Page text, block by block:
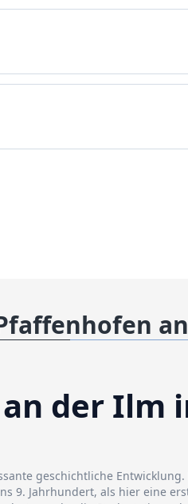
der Ilm
geschichtliche Entwicklung.
9. Jahrhundert, als hier eine